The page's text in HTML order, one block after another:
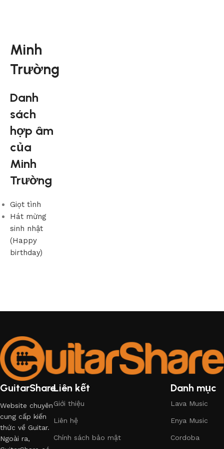
Minh
Trường
Danh
sách
hợp âm
của
Minh
Trường
Giọt tình
Hát mừng
sinh nhật
(Happy
birthday)
GuitarShare
Website chuyên
cung cấp kiến
thức về Guitar.
Ngoài ra,
Liên kết
Giới thiệu
Liên hệ
Chính sách bảo mật
Danh mục
Lava Music
Enya Music
Cordoba